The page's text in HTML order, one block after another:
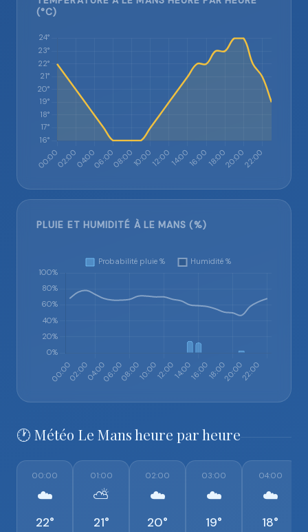
(°C)
PLUIE ET HUMIDITÉ À LE MANS (%)
🕐 Météo Le Mans heure par heure
00:00
☁️
22°
01:00
⛅
21°
02:00
☁️
20°
03:00
☁️
19°
04:00
☁️
18°